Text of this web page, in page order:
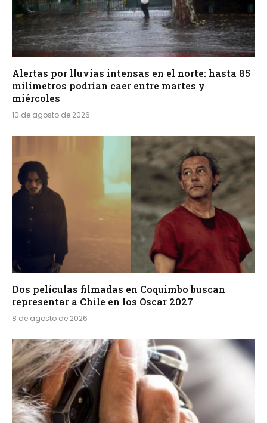
Alertas por lluvias intensas en el norte: hasta 85
milímetros podrían caer entre martes y
miércoles
10 de agosto de 2026
Dos películas filmadas en Coquimbo buscan
representar a Chile en los Oscar 2027
8 de agosto de 2026